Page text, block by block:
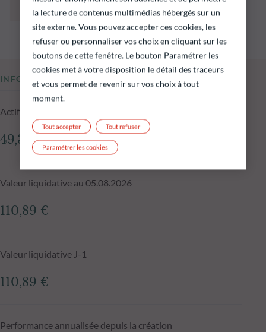
peut être garantie.
INFORMATIONS CLÉS
Actif net du fonds au 05.08.2026
49,32 M€
Valeur liquidative au 05.08.2026
110,89 €
Valeur liquidative J-1
110,89 €
Performance annualisée depuis la création
la lecture de contenus multimédias hébergés sur un
site externe. Vous pouvez accepter ces cookies, les
refuser ou personnaliser vos choix en cliquant sur les
boutons de cette fenêtre. Le bouton Paramétrer les
cookies met à votre disposition le détail des traceurs
et vous permet de revenir sur vos choix à tout
moment.
Tout refuser
Tout accepter
Paramétrer les cookies